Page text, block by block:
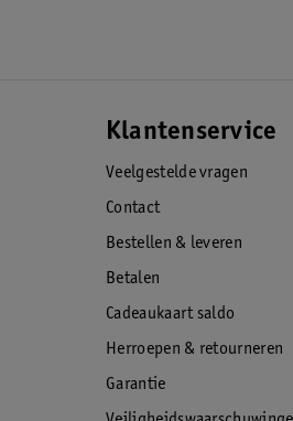
Klantenservice
Veelgestelde vragen
Contact
Bestellen & leveren
Betalen
Cadeaukaart saldo
Herroepen & retourneren
Garantie